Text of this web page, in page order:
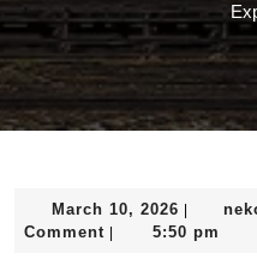
March 10, 2026 March
10,
Comment
5:50 pm